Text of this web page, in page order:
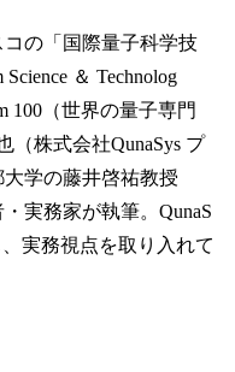
の「国際量子科学技
＆ Technolog
100（世界の量子専門
（株式会社QunaSys プ
学の藤井啓祐教授
実務家が執筆。QunaS
実務視点を取り入れて